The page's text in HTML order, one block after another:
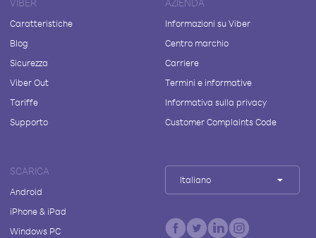
VIBER
Caratteristiche
Blog
Sicurezza
Viber Out
Tariffe
Supporto
AZIENDA
Informazioni su Viber
Centro marchio
Carriere
Termini e informative
Informativa sulla privacy
Customer Complaints Code
SCARICA
Android
iPhone & iPad
Windows PC
Italiano